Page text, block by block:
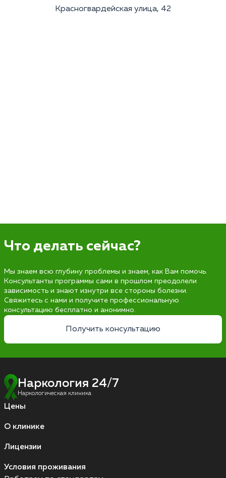
Красногвардейская улица, 42
Что делать сейчас?
Мы знаем всю глубину проблемы и знаем, как Вам помочь.
Консультанты программы сами в прошлом преодолели
зависимость и знают изнутри все стороны болезни.
Свяжитесь с нами и получите профессиональную
консультацию бесплатно и анонимно.
Получить консультацию
Наркология 24/7
Наркологическая клиника
Цены
О клинике
Лицензии
Условия проживания